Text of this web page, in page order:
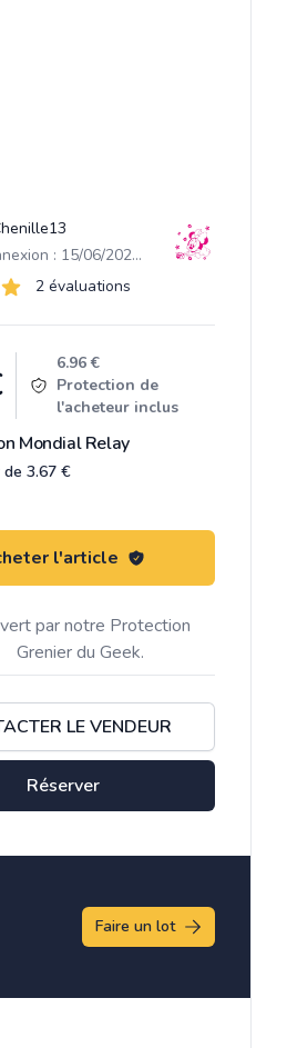
Dernière connexion : 15/06/2026 20:43
2 évaluations
6.96 €
Protection de
l'acheteur inclus
Mondial Relay
3.67 €
l'article
par notre Protection
Grenier du Geek.
LE VENDEUR
Réserver
Faire un lot